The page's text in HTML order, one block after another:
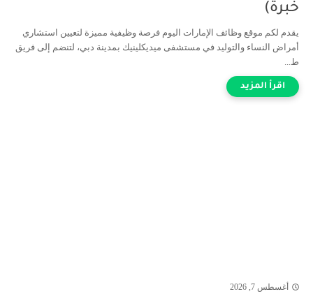
خبرة)
يقدم لكم موقع وظائف الإمارات اليوم فرصة وظيفية مميزة لتعيين استشاري
أمراض النساء والتوليد في مستشفى ميديكلينيك بمدينة دبي، لتنضم إلى فريق
ط...
أغسطس 7, 2026